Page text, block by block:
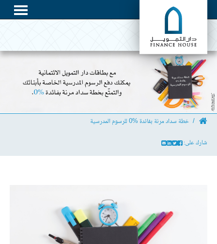
خطة سداد مرنة بفائدة %0 للرسوم المدرسية
شارك على: